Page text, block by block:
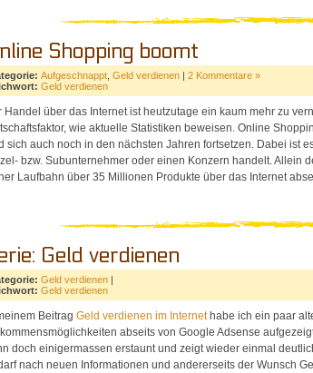
Shopping boomt
Aufgeschnappt Geld verdienen | 2 Kommentare »
Geld verdienen
Handel über das Internet ist heutzutage ein kaum mehr zu
wie aktuelle Statistiken beweisen. Online
sich auch noch in den nächsten Jahren fortsetzen. Dabei ist
bzw. Subunternehmer oder einen Konzern handelt. Allein
Laufbahn über 35 Millionen Produkte über das Internet
Geld verdienen
Geld verdienen |
Geld verdienen
Beitrag Geld verdienen im Internethabe ich ein paar
abseits von Google Adsense
doch einigermassen erstaunt und zeigt wieder einmal
nach neuen Informationen und andererseits der Wunsch